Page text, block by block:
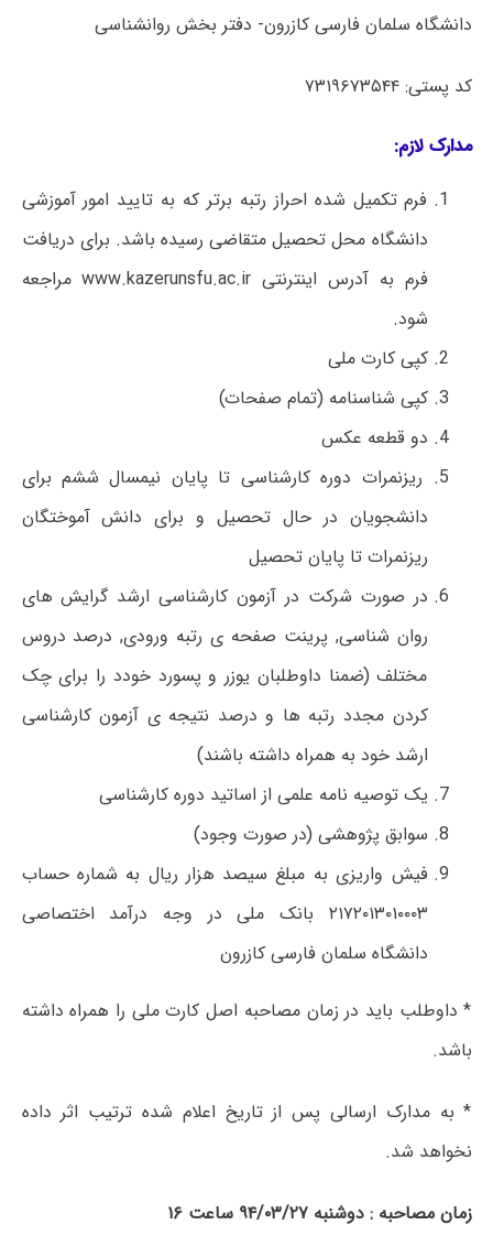
دانشگاه سلمان فارسی کازرون- دفتر بخش روانشناسی
کد پستی: ۷۳۱۹۶۷۳۵۴۴
مدارک لازم:
فرم تکمیل شده احراز رتبه برتر که به تایید امور آموزشی
دانشگاه محل تحصیل متقاضی رسیده باشد. برای دریافت
فرم به آدرس اینترنتی www.kazerunsfu.ac.ir مراجعه
شود.
کپی کارت ملی
کپی شناسنامه (تمام صفحات)
دو قطعه عکس
ریزنمرات دوره کارشناسی تا پایان نیمسال ششم برای
دانشجویان در حال تحصیل و برای دانش آموختگان
ریزنمرات تا پایان تحصیل
در صورت شرکت در آزمون کارشناسی ارشد گرایش های
روان شناسی, پرینت صفحه ی رتبه ورودی, درصد دروس
مختلف (ضمنا داوطلبان یوزر و پسورد خودد را برای چک
کردن مجدد رتبه ها و درصد نتیجه ی آزمون کارشناسی
ارشد خود به همراه داشته باشند)
یک توصیه نامه علمی از اساتید دوره کارشناسی
سوابق پژوهشی (در صورت وجود)
فیش واریزی به مبلغ سیصد هزار ریال به شماره حساب
۲۱۷۲۰۱۳۰۱۰۰۰۳ بانک ملی در وجه درآمد اختصاصی
دانشگاه سلمان فارسی کازرون
* داوطلب باید در زمان مصاحبه اصل کارت ملی را همراه داشته
باشد.
* به مدارک ارسالی پس از تاریخ اعلام شده ترتیب اثر داده
نخواهد شد.
زمان مصاحبه : دوشنبه ۹۴/۰۳/۲۷ ساعت ۱۶